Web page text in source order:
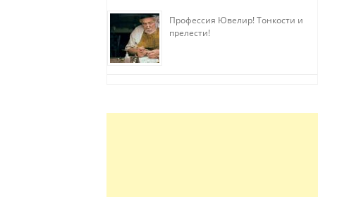
Профессия Ювелир! Тонкости и
прелести!